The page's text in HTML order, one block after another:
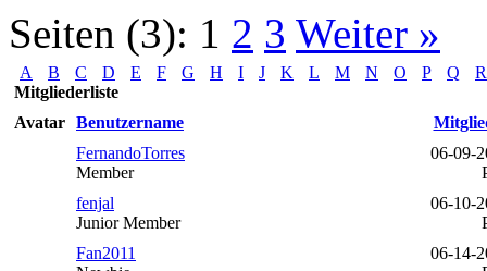
Seiten (3): 1 2 3 Weiter »
A B C D E F G H I J K L M N O P Q
R
Mitgliederliste
Avatar Benutzername
FernandoTorres
Member
06-09-
fenjal
Junior Member
06-10-
Fan2011
06-14-